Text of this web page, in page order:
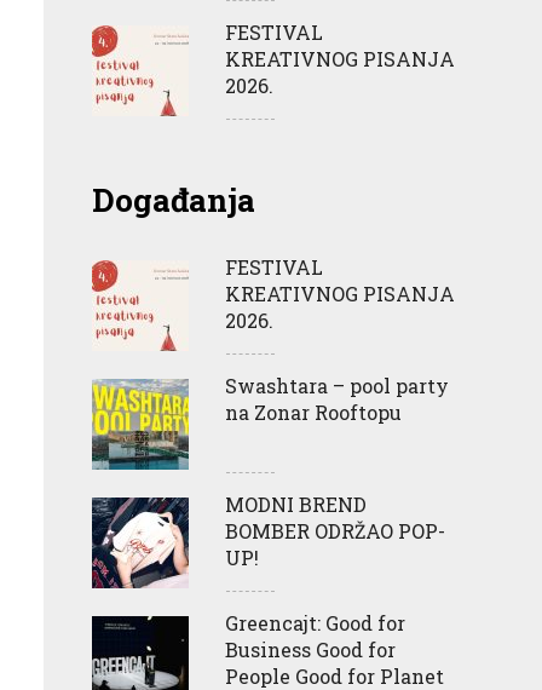
FESTIVAL
KREATIVNOG PISANJA
2026.
Događanja
FESTIVAL
KREATIVNOG PISANJA
2026.
Swashtara – pool party
na Zonar Rooftopu
MODNI BREND
BOMBER ODRŽAO POP-
UP!
Greencajt: Good for
Business Good for
People Good for Planet